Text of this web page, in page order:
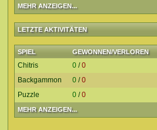
MEHR ANZEIGEN...
LETZTE AKTIVITÄTEN
SPIEL GEWONNEN/VERLOREN
MEHR ANZEIGEN...
Chitris 0 /0
Backgammon
0 /0
Puzzle
0 /0